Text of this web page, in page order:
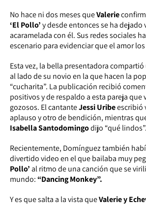
No hace ni dos meses queValerie
‘El Pollo’y desde entonces se ha dejado
acaramelada con él. Sus redes sociales
escenario para evidenciar que el amor
Esta vez, la bella presentadora
al lado de su novio en la que hacen la
“cucharita”. La publicación recibió
positivos y de respaldo a esta pareja que
gozosos. El cantanteJessi Uribeescribió
aplauso y otro de bendición, mientras
Isabella Santodomingodijo “qué lindos”.
Recientemente, Domínguez también
divertido video en el que bailaba muy
Pollo’ al ritmo de una canción que se
mundo:“Dancing Monkey”.
Y es que salta a la vista queValerie y